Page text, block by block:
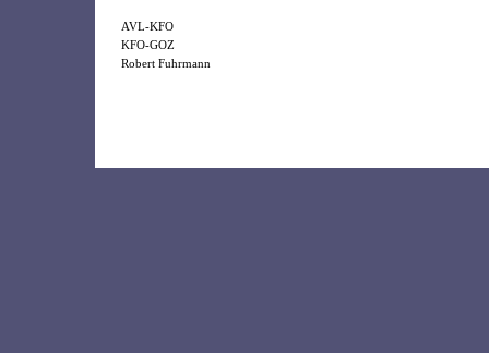
AVL-KFO
KFO-GOZ
Robert Fuhrmann